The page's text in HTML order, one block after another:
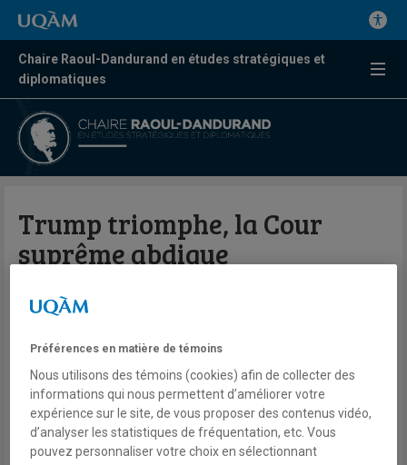
Chaire Raoul-Dandurand en études stratégiques et
diplomatiques
Trump triomphe, la Cour
suprême abdique
Par Romuald Sciora
30 juin 2025
En savoir plus
Préférences en matière de témoins
Nous utilisons des témoins (cookies) afin de collecter des
informations qui nous permettent d’améliorer votre
expérience sur le site, de vous proposer des contenus vidéo,
d’analyser les statistiques de fréquentation, etc. Vous
pouvez personnaliser votre choix en sélectionnant